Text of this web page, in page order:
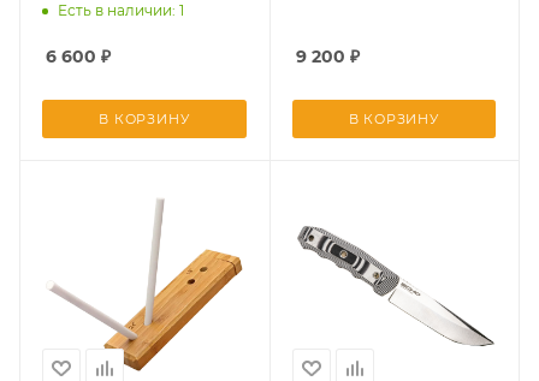
Есть в наличии: 1
6 600 ₽
В КОРЗИНУ
9 200 ₽
В КОРЗИНУ